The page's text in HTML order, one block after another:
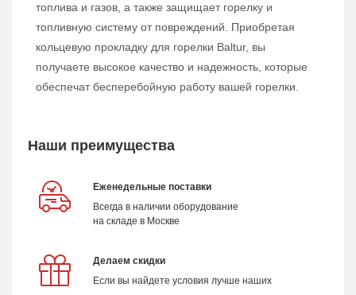
топлива и газов, а также защищает горелку и
топливную систему от повреждений. Приобретая
кольцевую прокладку для горелки Baltur, вы
получаете высокое качество и надежность, которые
обеспечат бесперебойную работу вашей горелки.
Наши преимущества
Еженедельные поставки
Всегда в наличии оборудование
на складе в Москве
Делаем скидки
Если вы найдете условия лучше наших